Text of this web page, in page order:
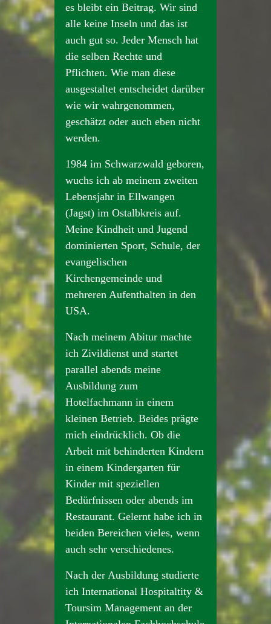
es bleibt ein Beitrag. Wir sind
alle keine Inseln und das ist
auch gut so. Jeder Mensch hat
die selben Rechte und
Pflichten. Wie man diese
ausgestaltet entscheidet darüber
wie wir wahrgenommen,
geschätzt oder auch eben nicht
werden.
1984 im Schwarzwald geboren,
wuchs ich ab meinem zweiten
Lebensjahr in Ellwangen
(Jagst) im Ostalbkreis auf.
Meine Kindheit und Jugend
dominierten Sport, Schule, der
evangelischen
Kirchengemeinde und
mehreren Aufenthalten in den
USA.
Nach meinem Abitur machte
ich Zivildienst und startet
parallel abends meine
Ausbildung zum
Hotelfachmann in einem
kleinen Betrieb. Beides prägte
mich eindrücklich. Ob die
Arbeit mit behinderten Kindern
in einem Kindergarten für
Kinder mit speziellen
Bedürfnissen oder abends im
Restaurant. Gelernt habe ich in
beiden Bereichen vieles, wenn
auch sehr verschiedenes.
Nach der Ausbildung studierte
ich International Hospitaltity &
Toursim Management an der